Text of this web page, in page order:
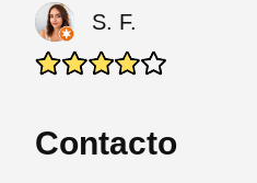
S. F.
Contacto